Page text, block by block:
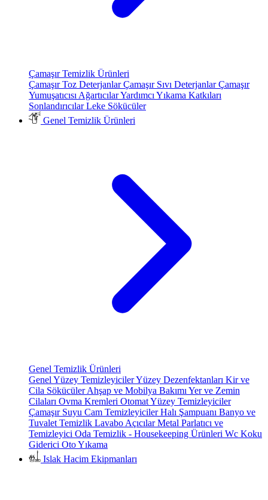
Çamaşır Temizlik Ürünleri
Çamaşır Toz DeterjanlarÇamaşır Sıvı DeterjanlarÇamaşır
Yumuşatıcısı AğartıcılarYardımcı Yıkama Katkıları
SonlandırıcılarLeke Sökücüler
Genel Temizlik Ürünleri
Genel Temizlik Ürünleri
Genel Yüzey TemizleyicilerYüzey Dezenfektanları Kir ve
Cila SökücülerAhşap ve Mobilya Bakımı Yer ve Zemin
Cilaları Ovma Kremleri Otomat Yüzey Temizleyiciler
Çamaşır Suyu Cam TemizleyicilerHalı Şampuanı Banyo ve
Tuvalet Temizlik Lavabo AçıcılarMetal Parlatıcı ve
Temizleyici Oda Temizlik - Housekeeping Ürünleri Wc Koku
Giderici Oto Yıkama
Islak Hacim Ekipmanları